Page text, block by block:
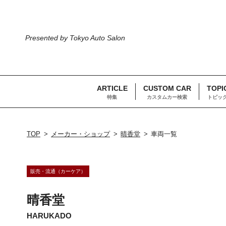
Presented by Tokyo Auto Salon
ARTICLE
特集
CUSTOM CAR
カスタムカー検索 トピッ
TOP メーカー・ショップ 晴香堂 車両一覧
販売・流通（カーケア）
晴香堂
HARUKADO